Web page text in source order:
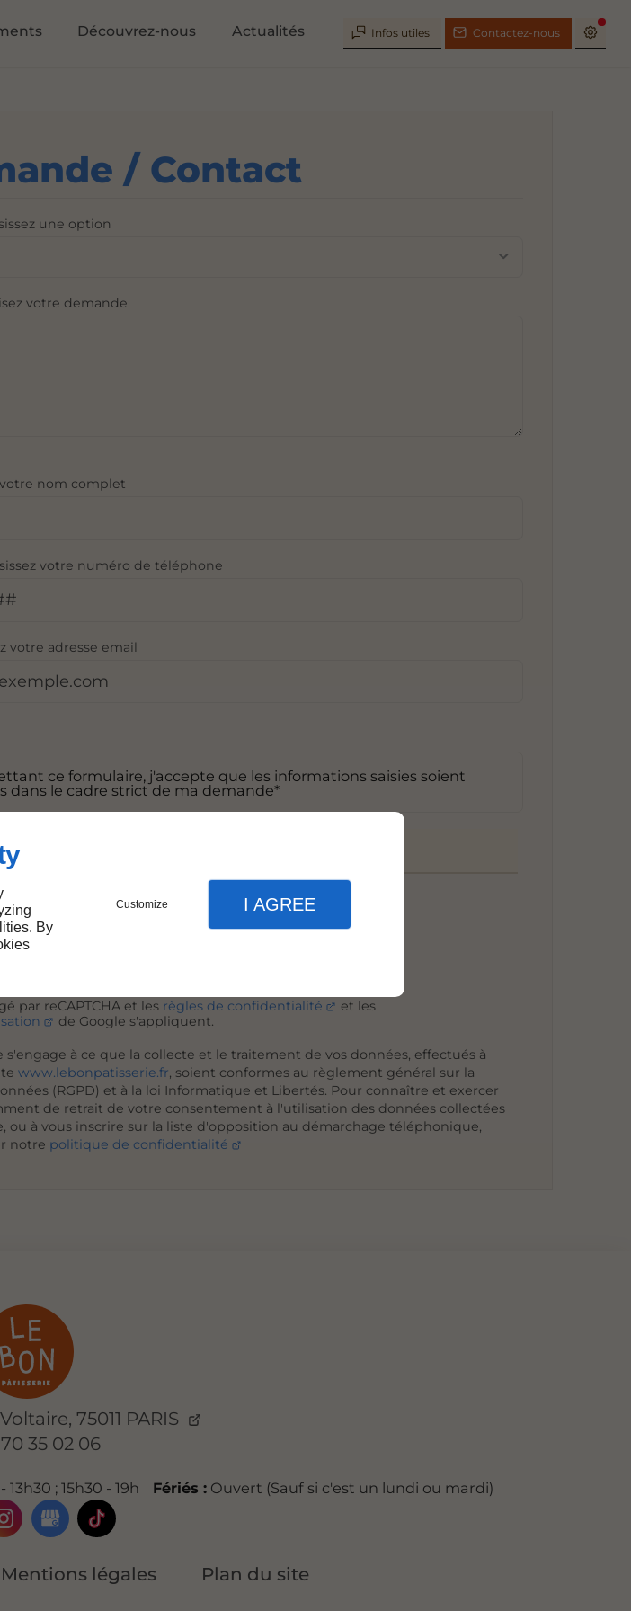
By
Customize I AGREE
Découvrez-nous Actualités Infos utiles Contactez-nous
/ Contact
une option
votre demande
votre nom complet
votre numéro de téléphone
votre adresse email
ce formulaire, j'accepte que les informations saisies soient
dans le cadre strict de ma demande*
obligatoires
par reCAPTCHA et les règles de confidentialité
et les
de Google s'appliquent.
s'engage à ce que la collecte et le traitement de vos données, effectués à
www.lebonpatisserie.fr, soient conformes au règlement général sur la
(RGPD) et à la loi Informatique et Libertés. Pour connaître et exercer
de retrait de votre consentement à l'utilisation des données collectées
ou à vous inscrire sur la liste d'opposition au démarchage téléphonique,
notre politique de confidentialité
75011 PARIS
35 02 06
13h30 ; 15h30 - 19h Fériés : Ouvert (Sauf si c'est un lundi ou mardi)
Mentions légales Plan du site